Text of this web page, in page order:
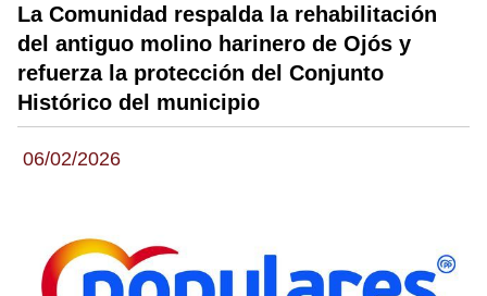
La Comunidad respalda la rehabilitación
del antiguo molino harinero de Ojós y
refuerza la protección del Conjunto
Histórico del municipio
06/02/2026